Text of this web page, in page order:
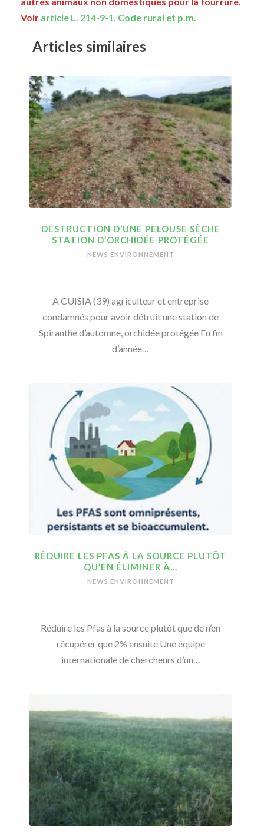
Voir article L. 214-9-1. Code rural et p.m.
Articles similaires
DESTRUCTION D’UNE PELOUSE SÈCHE
STATION D’ORCHIDÉE PROTÉGÉE
NEWS ENVIRONNEMENT
A CUISIA (39) agriculteur et entreprise
condamnés pour avoir détruit une station de
Spiranthe d’automne, orchidée protégée En fin
d’année…
RÉDUIRE LES PFAS À LA SOURCE PLUTÔT
QU’EN ÉLIMINER À…
NEWS ENVIRONNEMENT
Réduire les Pfas à la source plutôt que de n’en
récupérer que 2% ensuite Une équipe
internationale de chercheurs d’un…